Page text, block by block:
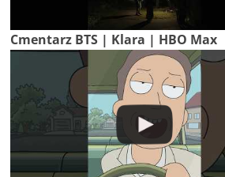
Cmentarz BTS | Klara | HBO Max